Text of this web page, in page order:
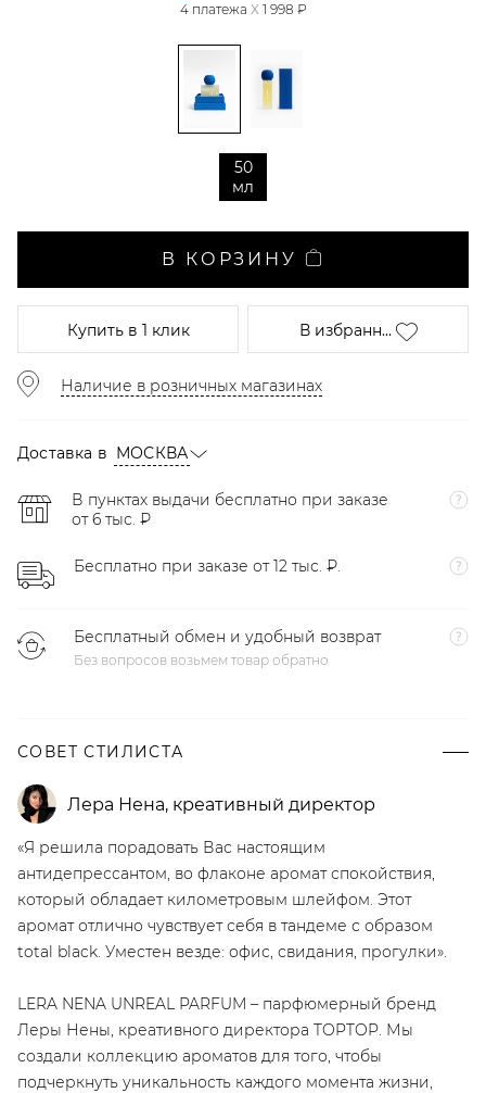
4 платежа X 1 998 ₽
50
мл
В КОРЗИНУ
Купитьв 1 клик В избранн...
Наличие в розничных магазинах
Доставка в МОСКВА
В пунктах выдачи бесплатно при заказе
от 6 тыс. ₽
Бесплатно при заказе от 12 тыс. ₽.
Бесплатный обмен и удобный возврат
Без вопросов возьмем товар обратно
СОВЕТ СТИЛИСТА
Лера Нена, креативный директор
«Я решила порадовать Вас настоящим
антидепрессантом, во флаконе аромат спокойствия,
который обладает километровым шлейфом. Этот
аромат отлично чувствует себя в тандеме с образом
total black. Уместен везде: офис, свидания, прогулки».
LERA NENA UNREAL PARFUM – парфюмерный бренд
Леры Нены, креативного директора TOPTOP. Мы
создали коллекцию ароматов для того, чтобы
подчеркнуть уникальность каждого момента жизни,